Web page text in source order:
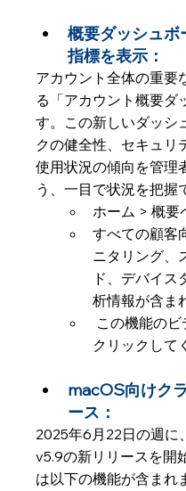
概要ダッシュボ
指標を表示：
アカウント全体の重要
る「アカウント概要ダ
す。この新しいダッシ
クの健全性、セキュリ
使用状況の傾向を管理
う、一目で状況を把握
ホーム > 概要
すべての顧客
ニタリング、
ド、デバイス
析情報が含ま
クリックして
macOS向けク
ース：
2025年6月22日の週に
v5.9の新リリースを開
は以下の機能が含まれ